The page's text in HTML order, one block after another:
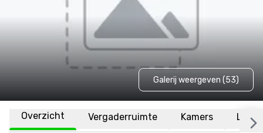
Galerij weergeven (53)
Overzicht Vergaderruimte Kamers